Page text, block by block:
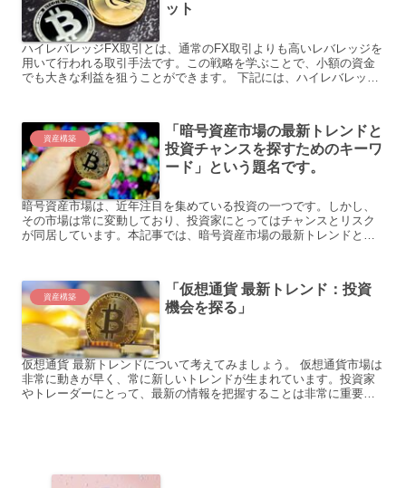
ット
ハイレバレッジFX取引とは、通常のFX取引よりも高いレバレッジを
用いて行われる取引手法です。この戦略を学ぶことで、小額の資金
でも大きな利益を狙うことができます。 下記には、ハイレバレッジ
資産構築
「暗号資産市場の最新トレンドと
投資チャンスを探すためのキーワ
ード」という題名です。
暗号資産市場は、近年注目を集めている投資の一つです。しかし、
その市場は常に変動しており、投資家にとってはチャンスとリスク
が同居しています。本記事では、暗号資産市場の最新トレンドと投
資産構築
「仮想通貨 最新トレンド：投資
機会を探る」
仮想通貨 最新トレンドについて考えてみましょう。 仮想通貨市場は
非常に動きが早く、常に新しいトレンドが生まれています。投資家
やトレーダーにとって、最新の情報を把握することは非常に重要で